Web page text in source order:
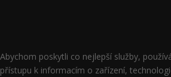
Abychom poskytli co nejlepší služby,
přístupu k informacím o zařízení,